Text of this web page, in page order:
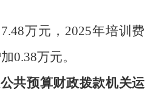
7.48万元 ， 2025年培训费
0.38万元。
共预算财政拨款机关运